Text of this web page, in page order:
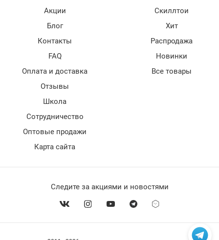
Акции
Блог
Контакты
FAQ
Оплата и доставка
Отзывы
Школа
Сотрудничество
Оптовые продажи
Карта сайта
Скиллтои
Хит
Распродажа
Новинки
Все товары
Следите за акциями и новостями